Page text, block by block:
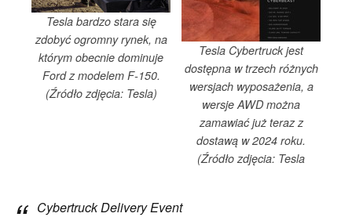
Tesla bardzo stara się
zdobyć ogromny rynek, na
którym obecnie dominuje
Ford z modelem F-150.
(Źródło zdjęcia: Tesla)
Tesla Cybertruck jest
dostępna w trzech różnych
wersjach wyposażenia, a
wersje AWD można
zamawiać już teraz z
dostawą w 2024 roku.
(Źródło zdjęcia: Tesla
Cybertruck Delivery Event